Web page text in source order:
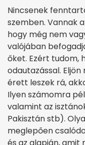
Nincsenek
szemben. Vannak
hogy még nem
valójában
őket. Ezért tudom,
odautazással. Eljön
érett leszek rá,
Ilyen számomra
valamint az
Pakisztán stb).
meglepően